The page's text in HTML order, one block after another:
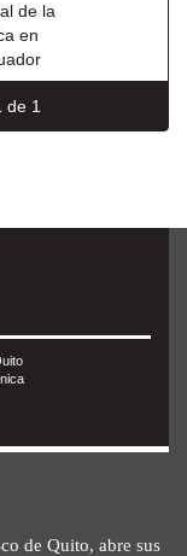
de la
en
de 1
de Quito, abre sus